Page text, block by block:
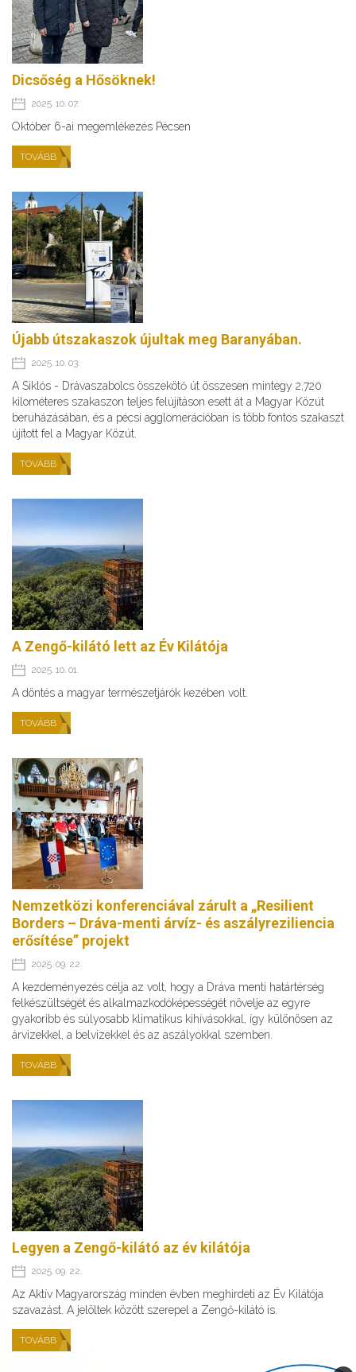
Dicsőség a Hősöknek!
2025. 10. 07.
Október 6-ai megemlékezés Pécsen
TOVÁBB
Újabb útszakaszok újultak meg Baranyában.
2025. 10. 03.
A Siklós - Drávaszabolcs összekötő út összesen mintegy 2,720
kilométeres szakaszon teljes felújításon esett át a Magyar Közút
beruházásában, és a pécsi agglomerációban is több fontos szakaszt
újított fel a Magyar Közút.
TOVÁBB
A Zengő-kilátó lett az Év Kilátója
2025. 10. 01.
A döntés a magyar természetjárók kezében volt.
TOVÁBB
Nemzetközi konferenciával zárult a „Resilient
Borders – Dráva-menti árvíz- és aszályreziliencia
erősítése” projekt
2025. 09. 22.
A kezdeményezés célja az volt, hogy a Dráva menti határtérség
felkészültségét és alkalmazkodóképességét növelje az egyre
gyakoribb és súlyosabb klimatikus kihívásokkal, így különösen az
árvizekkel, a belvizekkel és az aszályokkal szemben.
TOVÁBB
Legyen a Zengő-kilátó az év kilátója
2025. 09. 22.
Az Aktív Magyarország minden évben meghirdeti az Év Kilátója
szavazást. A jelöltek között szerepel a Zengő-kilátó is.
TOVÁBB